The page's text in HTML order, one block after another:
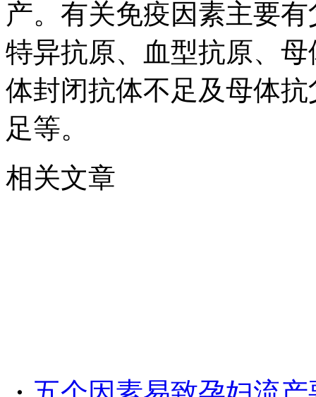
产。有关免疫因素主要
特异抗原、血型抗原、
体封闭抗体不足及母体
足等。
相关文章